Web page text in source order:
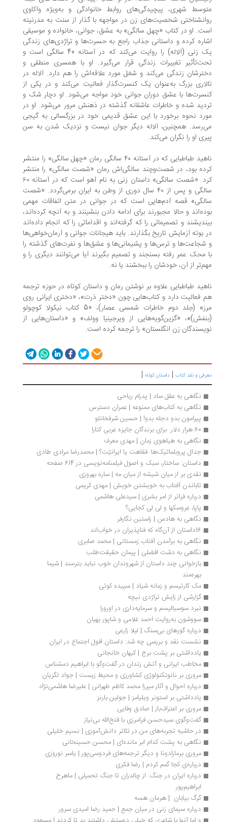
شهری، پیچیدگی‌های روابط خانوادگی و به‌ویژه واکاوی
شخصیت‌های زن در مواجهه با گذار از سنت به مدرنیته
او در کتاب «چهل سالگی» به عشق، جوانی، خانواده و موسیقی
کرده و داستانی جذاب راجع به حسرت‌ها و تراژدی‌های زندگی
یک زنی (آلاله) را روایت می‌کند که در آستانه 40 سالگی است و
تغییرات زندگی قرار می‌گیرد. او با همسری منطقی و
زندگی می‌کند و شغل مورد علاقه‌اش را هم دارد. آلاله در
بزرگ به‌عنوان یک کنسرت‌گذار فعالیت می‌کند و در یکی از
با عشق دوران جوانی خود مواجه می‌شود. او دچار شک و
شده و خاطرات عاشقانه گذشته در ذهنش مرور می‌شود. او در
نحوه برخورد با این عشق قدیمی خود در بزرگسالی به گیجی
همچنین، آلاله دیگر جوان نیست و نزدیک شدن به سن
او را نگران می‌کند.
ناهید طباطبایی که در آستانه ۴۰ سالگی رمان «چهل سالگی» را منتشر
بود، در شصت‌وچند سالگی‌اش رمان «شصت سالگی» را منتشر
کرد. «شصت سالگی» داستان زنی به نام آهو است که در آستانه ۶۰
سالگی و پس از ۴۰ سال دوری از وطن به ایران برمی‌گردد. «شصت
قصه آدم‌هایی است که در جوانی در متن اتفاقات مهمی
و حالا مجبورند برای ادامه دادن بنشینند و به آنچه کرده‌اند،
و تصمیماتی را که گرفته‌اند و اقداماتی را که انجام داده‌اند
بوته آزمایش تاریخ بگذارند. باید هیجانات جوانی و آرمان‌خواهی‌ها
شجاعت‌ها و ترس‌ها و پشیمانی‌ها و عشق‌ها و نفرت‌های گذشته را
محک عمر رفته بسنجند و تصمیم بگیرند آیا می‌توانند دیگری را و
از آن، خودشان را ببخشند یا نه.
طباطبایی علاوه بر نوشتن رمان و داستان کوتاه در حوزه ترجمه
فعالیت دارد و کتاب‌هایی چون «دختر ذرت»، «دختری ایرانی روی
مرز» (جلد دوم خاطرات شمسی عصار)، «5 کتاب نیکولا کوچولو
«گزین‌گویه‌هایی از ویرجینیا وولف» و «داستان‌هایی از
زن انگلستان» را ترجمه کرده است.
و نقد کتاب|داستان کوتاه|
نگاهی به عقل ساد | پدرام رياحی
نگاهی به کتاب‌های ممنوعه | عمران دسترس
پیرامون بدو دجله بدو! | حسین شرفخانلو
نگاهی به هیاهوی زمان | مهدی معرف
جدال پروبلماتیک‌ها: فقاهت یا ایرانیّت؟ | محمدرضا مرادی طادی
داستان: ساختار، سبک و اصول فیلمنامه‌نویسی در 614 صفحه
نقدی بر از میان شیشه از میان مه | ساره بهروزی
تاباندن آفتاب به خویشتن خویش | مهدی کریمی
درباره فراتر از امر بشری | سیدعلی هاشمی
پاپا، عروسکها و لی لی کجایی؟
نگاهی به هادس | راستین نگارفر
نگاهی به برآمدن آفتاب زمستانی | محمد صابری
نگاهی به دشت افضلی | پیمان حقیقت‌طلب
بازخوانی چند داستان از شهروندان خوب نباید بترسند | شیما
مک کارتیسم و زمانه شیاد | سپیده کوتی
گزارشی از زایش تراژدی نیچه
نبرد سوسیالیسم و سرمایه‌داری در اورورا
سووشون به‌روایت احمد غلامی و شاپور بهیان
درباره گورهای بی‌سنگ | لیلا زارعی
نشست نقد و بررسی چه شد: داستان افول اجتماع در ایران
یادداشتی بر پشت برج | کیهان خانجانی
مخاطب ایرانی و آتش زندان در گفت‌وگو با ابراهیم دمشناس
مروری بر نانوتکنولوژی کشاورزی و محیط زیست | جواد لگزیان
درباره احوال و آثار میرزا محمد کاظم طهرانی | علیرضا هاشمی‌نژاد
یادداشتی بر استونر ویلیامز | جولین بارنز
مروری بر اعتراف‌باز | صادق وفایی
گفت‌وگوی سیدحسن فرامرزی با فتح‌الله بی‌نیاز
در حاشیه تجربه‌های من در تئاتر دانش‌آموزی | نسیم خلیلی
نگاهی به پشت کدام ابر مانده‌ای | محسن حسینخانی
مروری برمارادونا و دیگر ترجمه‌های فردوسی‌پور | یاسر نوروزی
درباره‌ی کجا گمم کردم | رضا فکری
ابراهیم‌پور
گرگ بیابان  | هرمان هسه
درباره سیمای زنی در میان جمع | حمید رضا امیدی سرور